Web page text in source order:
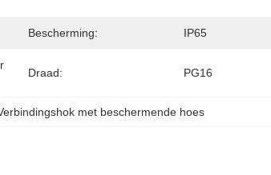
Bescherming: IP65
Draad: PG16
met beschermende hoes